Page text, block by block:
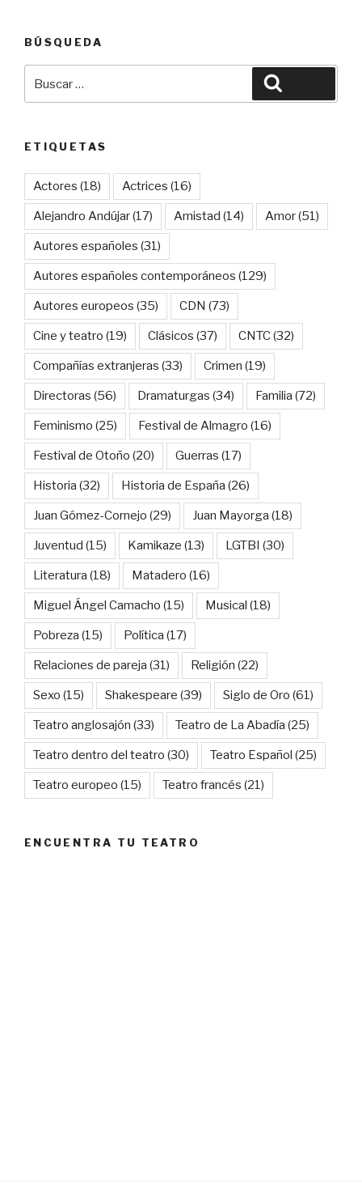
BÚSQUEDA
por:
ETIQUETAS
Actores (18) Actrices (16)
Alejandro Andújar(17) Amistad (14) Amor(51)
Autores españoles (31)
Autores españoles contemporáneos (129)
Autores europeos (35) CDN (73)
Cine y teatro (19) Clásicos (37) CNTC(32)
Compañías extranjeras (33) Crimen (19)
Directoras (56) Dramaturgas (34) Familia (72)
Feminismo (25) Festival de Almagro (16)
Festival de Otoño (20) Guerras (17)
Historia (32) Historia de España (26)
Juan Gómez-Cornejo (29) Juan Mayorga (18)
Juventud (15) Kamikaze (13) LGTBI (30)
Literatura (18) Matadero (16)
Miguel Ángel Camacho (15) Musical (18)
Pobreza (15) Política (17)
Relaciones de pareja (31) Religión (22)
Sexo (15) Shakespeare (39) Siglo de Oro (61)
Teatro anglosajón (33) Teatro de La Abadía (25)
Teatro dentro del teatro (30) Teatro Español (25)
Teatro europeo (15) Teatro francés (21)
ENCUENTRA TU TEATRO